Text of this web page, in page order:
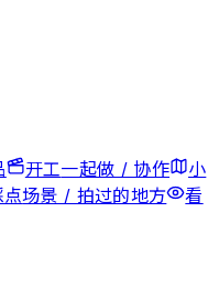
开工一起做 / 协作
小
点场景 / 拍过的地方
看